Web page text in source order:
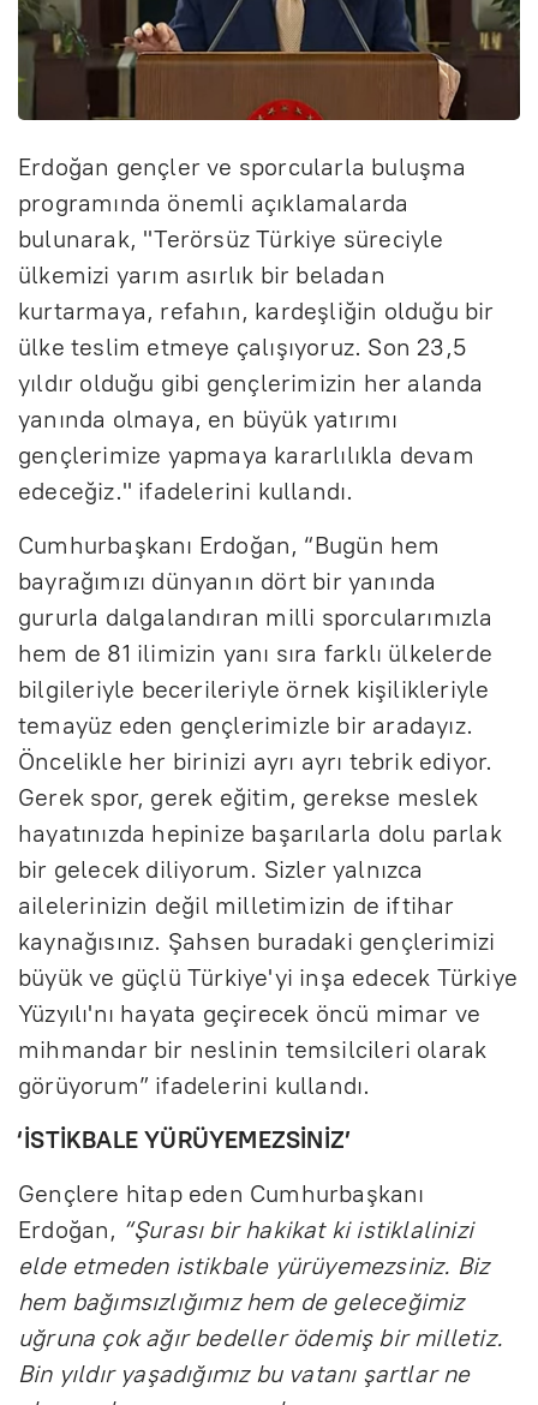
Erdoğan gençler ve sporcularla buluşma
programında önemli açıklamalarda
bulunarak, "Terörsüz Türkiye süreciyle
ülkemizi yarım asırlık bir beladan
kurtarmaya, refahın, kardeşliğin olduğu bir
ülke teslim etmeye çalışıyoruz. Son 23,5
yıldır olduğu gibi gençlerimizin her alanda
yanında olmaya, en büyük yatırımı
gençlerimize yapmaya kararlılıkla devam
edeceğiz." ifadelerini kullandı.
Cumhurbaşkanı Erdoğan, “Bugün hem
bayrağımızı dünyanın dört bir yanında
gururla dalgalandıran milli sporcularımızla
hem de 81 ilimizin yanı sıra farklı ülkelerde
bilgileriyle becerileriyle örnek kişilikleriyle
temayüz eden gençlerimizle bir aradayız.
Öncelikle her birinizi ayrı ayrı tebrik ediyor.
Gerek spor, gerek eğitim, gerekse meslek
hayatınızda hepinize başarılarla dolu parlak
bir gelecek diliyorum. Sizler yalnızca
ailelerinizin değil milletimizin de iftihar
kaynağısınız. Şahsen buradaki gençlerimizi
büyük ve güçlü Türkiye'yi inşa edecek Türkiye
Yüzyılı'nı hayata geçirecek öncü mimar ve
mihmandar bir neslinin temsilcileri olarak
görüyorum” ifadelerini kullandı.
‘İSTİKBALE YÜRÜYEMEZSİNİZ’
Gençlere hitap eden Cumhurbaşkanı
Erdoğan, “Şurası bir hakikat ki istiklalinizi
elde etmeden istikbale yürüyemezsiniz. Biz
hem bağımsızlığımız hem de geleceğimiz
uğruna çok ağır bedeller ödemiş bir milletiz.
Bin yıldır yaşadığımız bu vatanı şartlar ne